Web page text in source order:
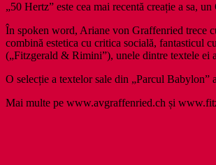
„50 Hertz” este cea mai recentă creație a sa,
În spoken word, Ariane von Graffenried trece
combină estetica cu critica socială, fantasticul
(„Fitzgerald & Rimini”), unele dintre textele ei
O selecție a textelor sale din „Parcul
Mai multe pe www.avgraffenried.ch și